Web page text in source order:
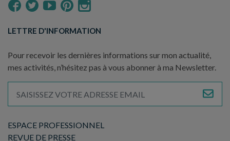
ESPACE PROFESSIONNEL
REVUE DE PRESSE
LETTRE D'INFORMATION
Pour recevoir les dernières informations sur mon actualité,
mes activités, n’hésitez pas à vous abonner à ma Newsletter.